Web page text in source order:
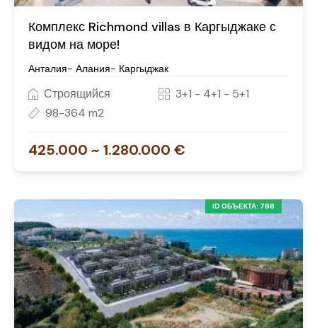
Комплекс Richmond villas в Каргыджаке с
видом на море!
Анталия- Алания- Каргыджак
Строящийся
3+1 - 4+1 - 5+1
98-364 m2
425.000 ~ 1.280.000 €
ID ОБЪЕКТА: 788